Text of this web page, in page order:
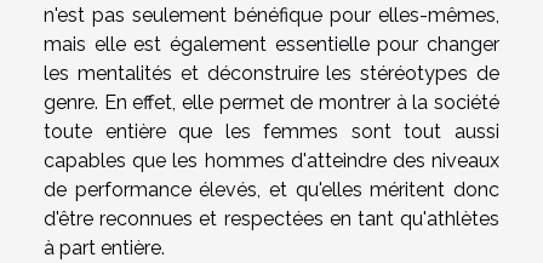
n'est pas seulement bénéfique pour elles-mêmes,
mais elle est également essentielle pour changer
les mentalités et déconstruire les stéréotypes de
genre. En effet, elle permet de montrer à la société
toute entière que les femmes sont tout aussi
capables que les hommes d'atteindre des niveaux
de performance élevés, et qu'elles méritent donc
d'être reconnues et respectées en tant qu'athlètes
à part entière.